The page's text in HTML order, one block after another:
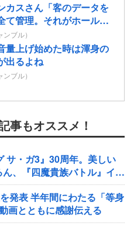
カスさん「客のデータを
て管理。それがホールコ
ブル）
量上げ始めた時は渾身の
出るよね
ブル）
事もオススメ！
サ・ガ3』30周年。美しい
、『四魔貴族バトル』イト
発表 半年間にわたる「等身
画とともに感謝伝える